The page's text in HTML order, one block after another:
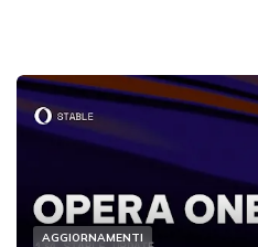
AGGIORNAMENTI